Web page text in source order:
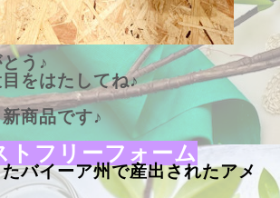
う♪
をはたしてね♪
商品です♪
フリーフォーム
バイーア州で産出されたアメ